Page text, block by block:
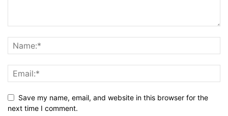
Save my name, email, and website in this browser for the
next time I comment.